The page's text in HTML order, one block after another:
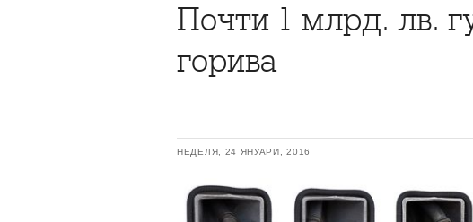
Почти 1 млрд. лв.
горива
НЕДЕЛЯ, 24 ЯНУАРИ, 2016